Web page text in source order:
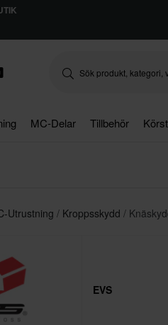
MC-Delar Tillbehör
Utrustning Kroppsskydd
EVS